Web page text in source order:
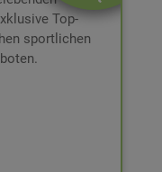
Top-
sportlichen
für
Buchung